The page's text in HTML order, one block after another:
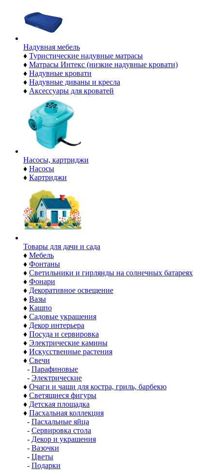
Надувная мебель
♦ Туристические надувные матрасы
♦ Матрасы Интекс (низкие надувные кровати)
♦ Надувные кровати
♦ Надувные диваны и кресла
♦ Аксессуары для кроватей
Насосы, картриджи
♦ Насосы
♦ Картриджи
Товары для дачи и сада
♦ Мебель
♦ Фонтаны
♦ Светильники и гирлянды на солнечных батареях
♦ Фонари
♦ Декоративное освещение
♦ Вазы
♦ Кашпо
♦ Садовые украшения
♦ Декор интерьера
♦ Посуда и сервировка
♦ Электрические камины
♦ Искусственные растения
♦ Свечи
- Парафиновые
- Электрические
♦ Очаги и чаши для костра, гриль, барбекю
♦ Светящиеся фигуры
♦ Детская площадка
♦ Пасхальная коллекция
- Пасхальные яйца
- Сервировка стола
- Декор и украшения
- Вазочки
- Цветы
- Подарки